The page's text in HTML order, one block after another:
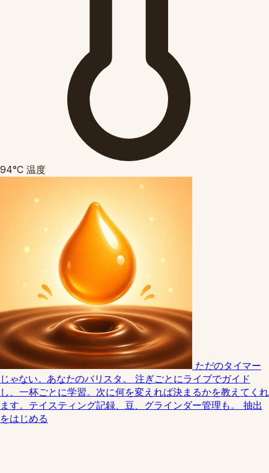
94°C 温度
ただのタイマー
じゃない。あなたのバリスタ。
注ぎごとにライブでガイド
し、一杯ごとに学習。次に何を変えれば決まるかを教えてくれ
ます。テイスティング記録、豆、グラインダー管理も。
抽出
をはじめる